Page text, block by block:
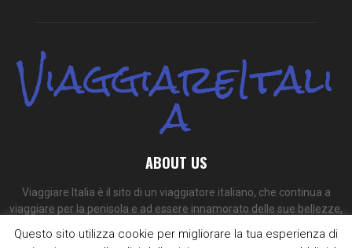
ViaggiareItali
a
ABOUT US
Viaggiare Italia è il sito di un viaggiatore italiano, che continua a
viaggiare per la penisola e ad essere innamorato delle sue bellezze,
Questo sito utilizza cookie per migliorare la tua esperienza di